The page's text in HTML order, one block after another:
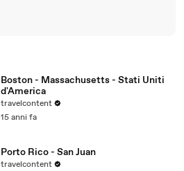
Boston - Massachusetts - Stati Uniti
d'America
travelcontent
15 anni fa
Porto Rico - San Juan
travelcontent